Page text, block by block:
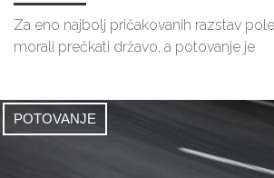
Za eno najbolj pričakovanih razstav
morali prečkati državo, a potovanje je
POTOVANJE